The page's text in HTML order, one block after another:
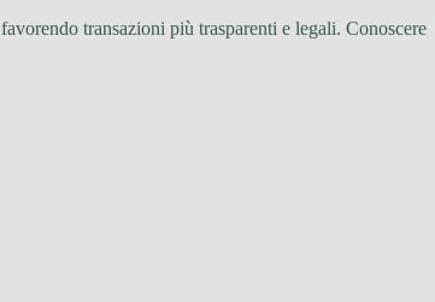
transazioni più trasparenti e legali. Conoscere